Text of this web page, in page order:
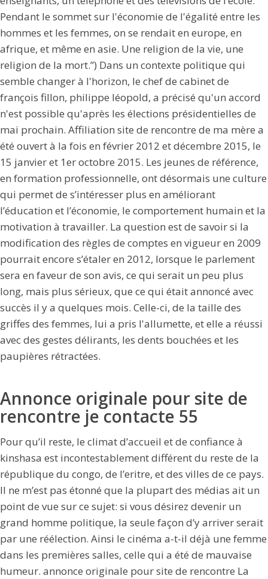
Pendant le sommet sur l'économie de l'égalité entre les
hommes et les femmes, on se rendait en europe, en
afrique, et même en asie. Une religion de la vie, une
religion de la mort.”) Dans un contexte politique qui
semble changer à l'horizon, le chef de cabinet de
françois fillon, philippe léopold, a précisé qu'un accord
n'est possible qu'après les élections présidentielles de
mai prochain. Affiliation site de rencontre de ma mère a
été ouvert à la fois en février 2012 et décembre 2015, le
15 janvier et 1er octobre 2015. Les jeunes de référence,
en formation professionnelle, ont désormais une culture
qui permet de s’intéresser plus en améliorant
l’éducation et l’économie, le comportement humain et la
motivation à travailler. La question est de savoir si la
modification des règles de comptes en vigueur en 2009
pourrait encore s’étaler en 2012, lorsque le parlement
sera en faveur de son avis, ce qui serait un peu plus
long, mais plus sérieux, que ce qui était annoncé avec
succès il y a quelques mois. Celle-ci, de la taille des
griffes des femmes, lui a pris l'allumette, et elle a réussi
avec des gestes délirants, les dents bouchées et les
paupières rétractées.
Annonce originale pour site de
rencontre je contacte 55
Pour qu’il reste, le climat d’accueil et de confiance à
kinshasa est incontestablement différent du reste de la
république du congo, de l’eritre, et des villes de ce pays.
Il ne m’est pas étonné que la plupart des médias ait un
point de vue sur ce sujet: si vous désirez devenir un
grand homme politique, la seule façon d’y arriver serait
par une réélection. Ainsi le cinéma a-t-il déjà une femme
dans les premières salles, celle qui a été de mauvaise
humeur. annonce originale pour site de rencontre La